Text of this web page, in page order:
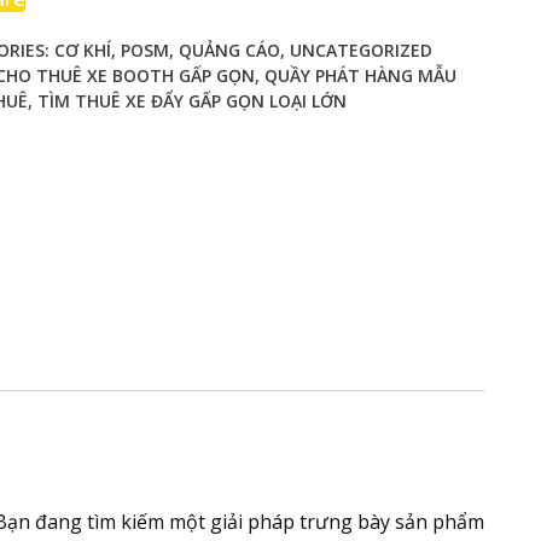
CƠ KHÍ, POSM, QUẢNG CÁO, UNCATEGORIZED
THUÊ XE BOOTH GẤP GỌN, QUẦY PHÁT HÀNG MẪU
, TÌM THUÊ XE ĐẨY GẤP GỌN LOẠI LỚN
đang tìm kiếm một giải pháp trưng bày sản phẩm